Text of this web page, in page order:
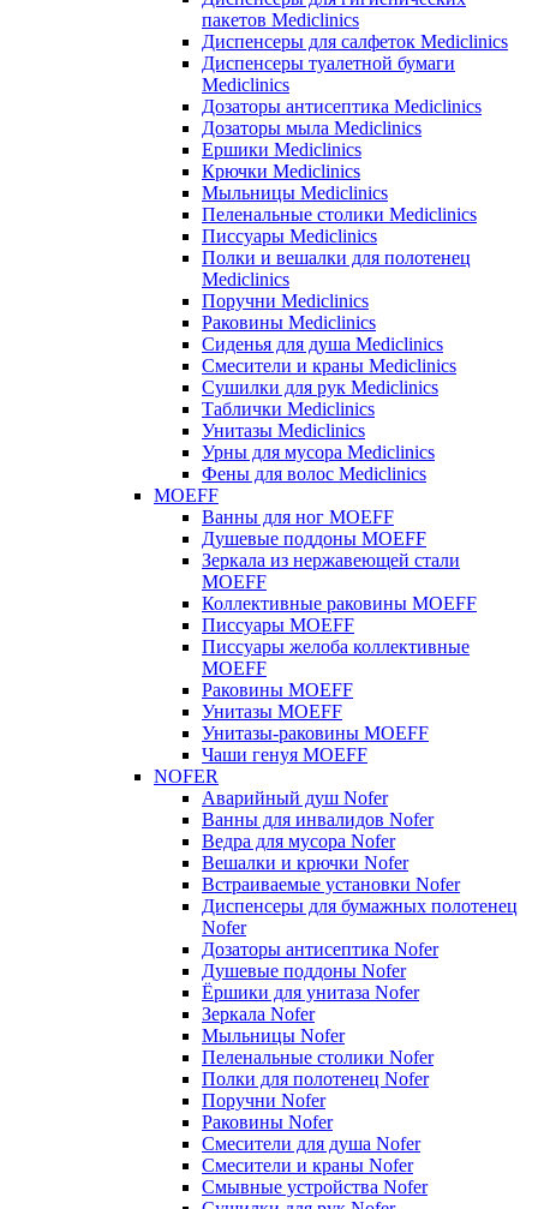
пакетов Mediclinics
Диспенсеры для салфеток Mediclinics
Диспенсеры туалетной бумаги
Mediclinics
Дозаторы антисептика Mediclinics
Дозаторы мыла Mediclinics
Ершики Mediclinics
Крючки Mediclinics
Мыльницы Mediclinics
Пеленальные столики Mediclinics
Писсуары Mediclinics
Полки и вешалки для полотенец
Mediclinics
Поручни Mediclinics
Раковины Mediclinics
Сиденья для душа Mediclinics
Смесители и краны Mediclinics
Сушилки для рук Mediclinics
Таблички Mediclinics
Унитазы Mediclinics
Урны для мусора Mediclinics
Фены для волос Mediclinics
MOEFF
Ванны для ног MOEFF
Душевые поддоны MOEFF
Зеркала из нержавеющей стали
MOEFF
Коллективные раковины MOEFF
Писсуары MOEFF
Писсуары желоба коллективные
MOEFF
Раковины MOEFF
Унитазы MOEFF
Унитазы-раковины MOEFF
Чаши генуя MOEFF
NOFER
Аварийный душ Nofer
Ванны для инвалидов Nofer
Ведра для мусора Nofer
Вешалки и крючки Nofer
Встраиваемые установки Nofer
Диспенсеры для бумажных полотенец
Nofer
Дозаторы антисептика Nofer
Душевые поддоны Nofer
Ёршики для унитаза Nofer
Зеркала Nofer
Мыльницы Nofer
Пеленальные столики Nofer
Полки для полотенец Nofer
Поручни Nofer
Раковины Nofer
Смесители для душа Nofer
Смесители и краны Nofer
Смывные устройства Nofer